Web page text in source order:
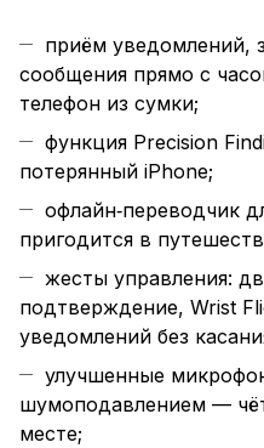
приём уведомлений,
сообщения прямо с
телефон из сумки;
функция Precision
потерянный iPhone;
офлайн‑переводчик
пригодится в
жесты управления:
подтверждение, Wrist
уведомлений без
улучшенные
шумоподавлением —
месте;